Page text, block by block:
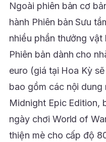
Ngoài phiên bản cơ
hành Phiên bản Sưu
nhiều phần thưởng
Phiên bản dành cho
euro (giá tại Hoa Kỳ
bao gồm các nội
Midnight Epic Edition,
ngày chơi World of
thiện mè cho cấp độ